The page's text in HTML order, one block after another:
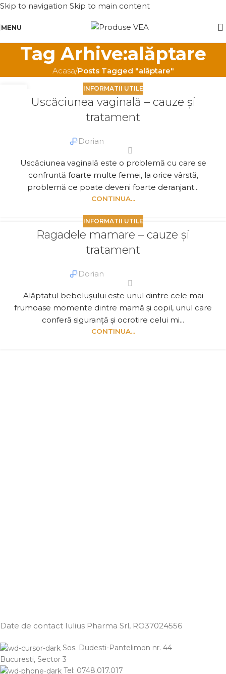
Skip to navigation Skip to main content
MENU
Tag Arhive:alăptare
Acasa/Posts Tagged "alăptare"
INFORMATII UTILE
Uscăciunea vaginală – cauze şi
tratament
Dorian
Uscăciunea vaginală este o problemă cu care se
confruntă foarte multe femei, la orice vârstă,
problemă ce poate deveni foarte deranjant...
CONTINUA...
INFORMATII UTILE
Ragadele mamare – cauze și
tratament
Dorian
Alăptatul bebelușului este unul dintre cele mai
frumoase momente dintre mamă și copil, unul care
conferă siguranță și ocrotire celui mi...
CONTINUA...
Date de contact Iulius Pharma Srl, RO37024556
Sos. Dudesti-Pantelimon nr. 44
Bucuresti, Sector 3
Tel: 0748.017.017